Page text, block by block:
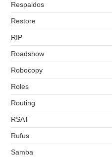
Respaldos
Restore
RIP
Roadshow
Robocopy
Roles
Routing
RSAT
Rufus
Samba